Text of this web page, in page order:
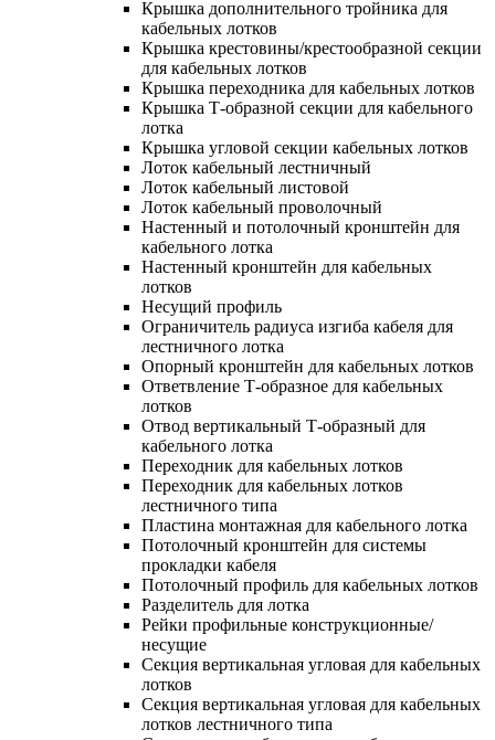
Крышка дополнительного тройника для
кабельных лотков
Крышка крестовины/крестообразной секции
для кабельных лотков
Крышка переходника для кабельных лотков
Крышка Т-образной секции для кабельного
лотка
Крышка угловой секции кабельных лотков
Лоток кабельный лестничный
Лоток кабельный листовой
Лоток кабельный проволочный
Настенный и потолочный кронштейн для
кабельного лотка
Настенный кронштейн для кабельных
лотков
Несущий профиль
Ограничитель радиуса изгиба кабеля для
лестничного лотка
Опорный кронштейн для кабельных лотков
Ответвление Т-образное для кабельных
лотков
Отвод вертикальный Т-образный для
кабельного лотка
Переходник для кабельных лотков
Переходник для кабельных лотков
лестничного типа
Пластина монтажная для кабельного лотка
Потолочный кронштейн для системы
прокладки кабеля
Потолочный профиль для кабельных лотков
Разделитель для лотка
Рейки профильные конструкционные/
несущие
Секция вертикальная угловая для кабельных
лотков
Секция вертикальная угловая для кабельных
лотков лестничного типа